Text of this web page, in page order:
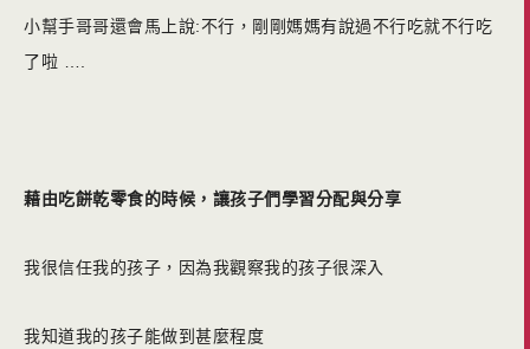
小幫手哥哥還會馬上說:不行，剛剛媽媽有說過不行吃就不行吃
了啦 ….
藉由吃餅乾零食的時候，讓孩子們學習分配與分享
我很信任我的孩子，因為我觀察我的孩子很深入
我知道我的孩子能做到甚麼程度